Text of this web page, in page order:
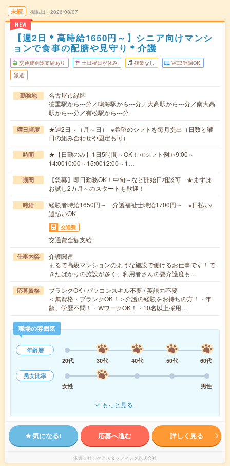
未読
NEW
掲載日 2026/08/07
【週2日＊高時給1650円～】シニア向けマンシ
ョンで食事の配膳や見守り＊介護
交通費別途支給あり 土日祝日が休み 残業なし WEB登録OK
派遣
勤務地
名古屋市緑区
徳重駅から---分／鳴海駅から---分／大高駅から---分／南大高
駅から---分／有松駅から---分
曜日頻度
★週2日～（月～日） ※希望のシフトを毎月提出（日数と曜
日の組み合わせや固定も可）
時間
★【日勤のみ】1日5時間～OK！≪シフト例≫9:00～
14:0010:00～15:0012:00～1…
期間
【急募】即日勤務OK！中旬～など開始日相談可 ★まずは
お試し2カ月～のスタートも歓迎！
時給
経験者時給1650円～ 介護福祉士時給1700円～ ※日払い/
週払いOK
交通費
交通費全額支給
仕事内容
介護関連
まるで高級マンションのような施設で働けるお仕事です！で
きたばかりの施設が多く、利用者さんの要介護度も…
応募資格
ブランクOK / パソコンスキル不要 / 英語力不要
＜無資格・ブランクOK！＞介護の経験をお持ちの方！・年
齢、学歴不問！・WワークOK！・10名以上採用…
職場の雰囲気
年齢層
20代
30代 40代 50代
60代
男女比率
女性
男性
もっと見る
気になる! 応募へ進む 詳しく見る
派遣会社 ケアスタッフィング株式会社